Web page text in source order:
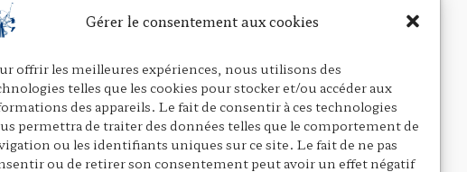
Gérer le consentement aux cookies
offrir les meilleures expériences, nous utilisons des
telles que les cookies pour stocker et/ou accéder aux
des appareils. Le fait de consentir à ces technologies
permettra de traiter des données telles que le comportement de
ou les identifiants uniques sur ce site. Le fait de ne pas
ou de retirer son consentement peut avoir un effet négatif